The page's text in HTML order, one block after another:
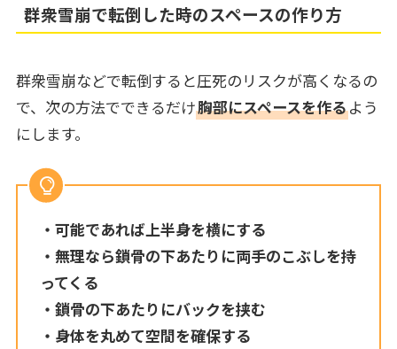
群衆雪崩で転倒した時のスペースの作り方
群衆雪崩などで転倒すると圧死のリスクが高くなるの
で、次の方法でできるだけ胸部にスペースを作るよう
にします。
・可能であれば上半身を横にする
・無理なら鎖骨の下あたりに両手のこぶしを持
ってくる
・鎖骨の下あたりにバックを挟む
・身体を丸めて空間を確保する